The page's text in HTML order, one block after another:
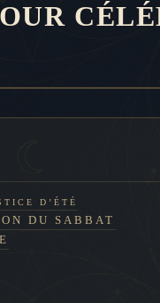
D’ÉTÉ
DU SABBAT